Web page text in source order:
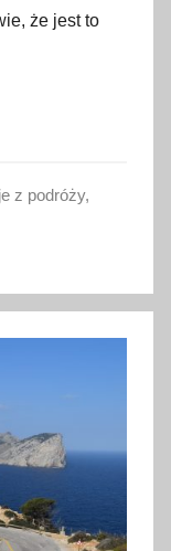
że jest to
z podróży,